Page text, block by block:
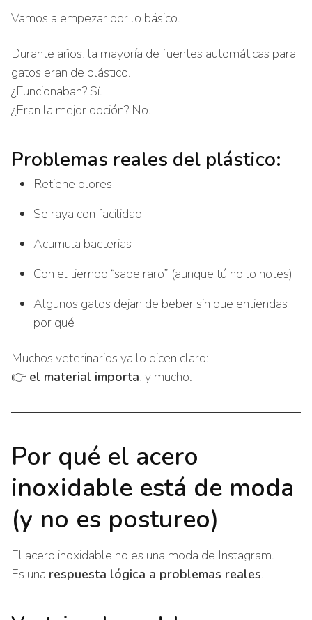
Vamos a empezar por lo básico.
Durante años, la mayoría de fuentes automáticas para
gatos eran de plástico.
¿Funcionaban? Sí.
¿Eran la mejor opción? No.
Problemas reales del plástico:
Retiene olores
Se raya con facilidad
Acumula bacterias
Con el tiempo “sabe raro” (aunque tú no lo notes)
Algunos gatos dejan de beber sin que entiendas
por qué
Muchos veterinarios ya lo dicen claro:
👉 el material importa, y mucho.
Por qué el acero
inoxidable está de moda
(y no es postureo)
El acero inoxidable no es una moda de Instagram.
Es una respuesta lógica a problemas reales.